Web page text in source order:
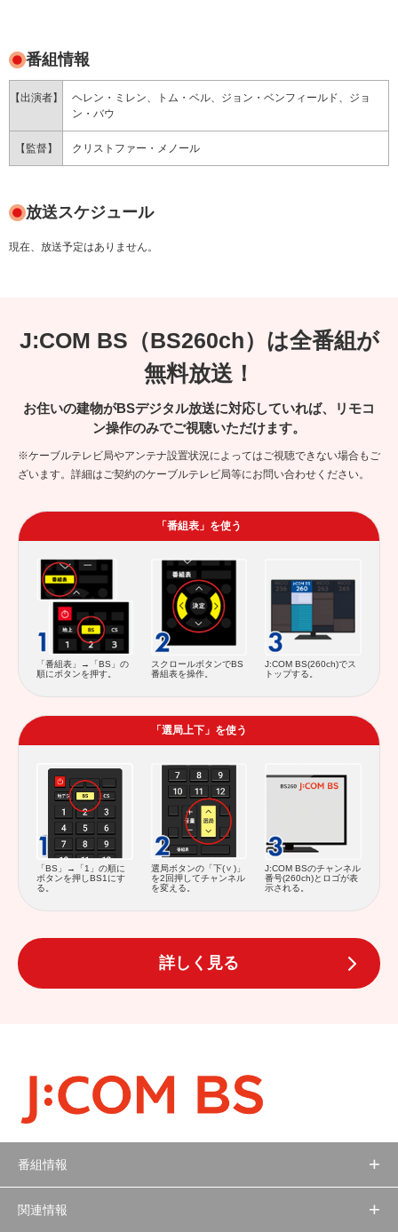
番組情報
【出演者】
ヘレン・ミレン、トム・ベル、ジョン・ベンフィールド、ジョ
ン・バウ
【監督】 クリストファー・メノール
放送スケジュール
現在、放送予定はありません。
J:COM BS（BS260ch）は全番組が
無料放送！
お住いの建物がBSデジタル放送に対応していれば、リモコ
ン操作のみでご視聴いただけます。
※ケーブルテレビ局やアンテナ設置状況によってはご視聴できない場合もご
ざいます。詳細はご契約のケーブルテレビ局等にお問い合わせください。
「番組表」を使う
「番組表」→「BS」の
順にボタンを押す。
スクロールボタンでBS
番組表を操作。
J:COM BS(260ch)でス
トップする。
「選局上下」を使う
「BS」→「1」の順に
ボタンを押しBS1にす
る。
選局ボタンの「下(
)」
を2回押してチャンネル
を変える。
J:COM BSのチャンネル
番号(260ch)とロゴが表
示される。
詳しく見る
番組情報
関連情報